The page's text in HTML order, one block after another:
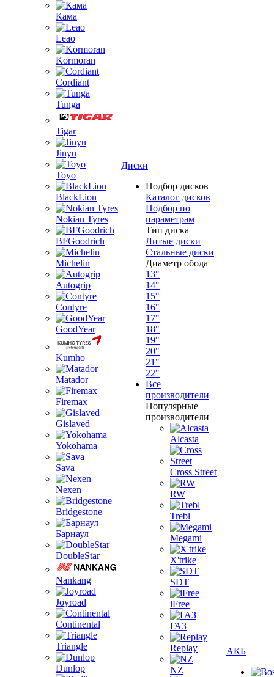
Кама
Leao
Kormoran
Cordiant
Tunga
Tigar
Jinyu
Toyo
BlackLion
Nokian Tyres
BFGoodrich
Michelin
Autogrip
Contyre
GoodYear
Kumho
Matador
Firemax
Gislaved
Yokohama
Sava
Nexen
Bridgestone
Барнаул
DoubleStar
Nankang
Joyroad
Continental
Triangle
Dunlop
Диски
Подбор дисков
Каталог дисков
Подбор по
параметрам
Тип диска
Литые диски
Стальные диски
Диаметр обода
13"
14"
15"
16"
17"
18"
19"
20"
21"
22"
Все
производители
Популярные
производители
Alcasta
Cross Street
RW
Trebl
Megami
X'trike
SDT
iFree
ГАЗ
Replay
NZ
АКБ